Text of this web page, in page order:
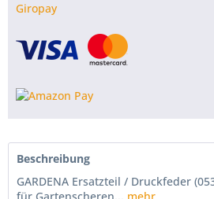
Giropay
Beschreibung
GARDENA Ersatzteil / Druckfeder